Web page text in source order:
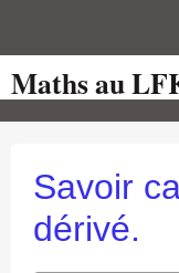
Page d'accueil
Pour les Profs
auto-évaluations
TICE
Maths au
Savoir
dérivé.